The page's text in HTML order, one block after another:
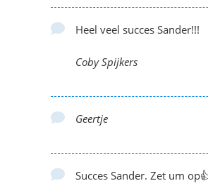
Heel veel succes Sander!!!
Coby Spijkers
Geertje
Succes Sander. Zet um